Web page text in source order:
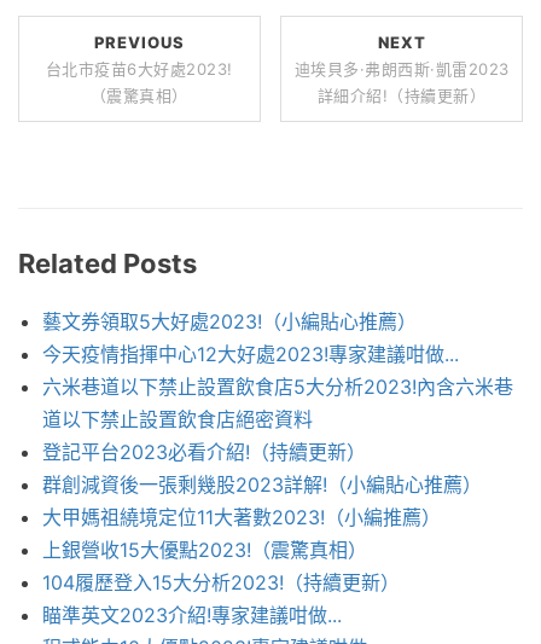
PREVIOUS
台北市疫苗6大好處2023!
（震驚真相）
NEXT
迪埃貝多·弗朗西斯·凱雷2023
詳細介紹!（持續更新）
Related Posts
藝文券領取5大好處2023!（小編貼心推薦）
今天疫情指揮中心12大好處2023!專家建議咁做...
六米巷道以下禁止設置飲食店5大分析2023!內含六米巷
道以下禁止設置飲食店絕密資料
登記平台2023必看介紹!（持續更新）
群創減資後一張剩幾股2023詳解!（小編貼心推薦）
大甲媽祖繞境定位11大著數2023!（小編推薦）
上銀營收15大優點2023!（震驚真相）
104履歷登入15大分析2023!（持續更新）
瞄準英文2023介紹!專家建議咁做...